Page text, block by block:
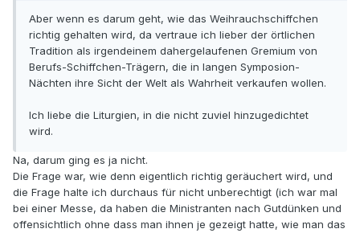
Aber wenn es darum geht, wie das Weihrauchschiffchen
richtig gehalten wird, da vertraue ich lieber der örtlichen
Tradition als irgendeinem dahergelaufenen Gremium von
Berufs-Schiffchen-Trägern, die in langen Symposion-
Nächten ihre Sicht der Welt als Wahrheit verkaufen wollen.
Ich liebe die Liturgien, in die nicht zuviel hinzugedichtet
wird.
Na, darum ging es ja nicht.
Die Frage war, wie denn eigentlich richtig geräuchert wird, und
die Frage halte ich durchaus für nicht unberechtigt (ich war mal
bei einer Messe, da haben die Ministranten nach Gutdünken und
offensichtlich ohne dass man ihnen je gezeigt hatte, wie man das